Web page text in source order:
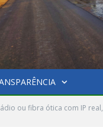
ou fibra ótica com IP real,